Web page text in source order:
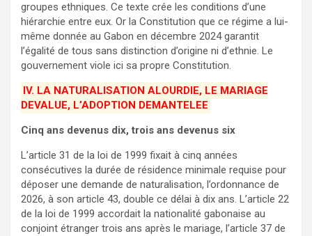
groupes ethniques. Ce texte crée les conditions d’une
hiérarchie entre eux. Or la Constitution que ce régime a lui-
même donnée au Gabon en décembre 2024 garantit
l’égalité de tous sans distinction d’origine ni d’ethnie. Le
gouvernement viole ici sa propre Constitution.
IV. LA NATURALISATION ALOURDIE, LE MARIAGE
DEVALUE, L’ADOPTION DEMANTELEE
Cinq ans devenus dix, trois ans devenus six
L’article 31 de la loi de 1999 fixait à cinq années
consécutives la durée de résidence minimale requise pour
déposer une demande de naturalisation, l’ordonnance de
2026, à son article 43, double ce délai à dix ans. L’article 22
de la loi de 1999 accordait la nationalité gabonaise au
conjoint étranger trois ans après le mariage, l’article 37 de